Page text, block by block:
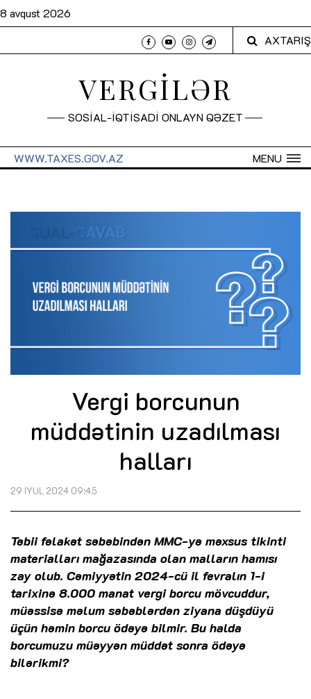
8 avqust 2026
AXTARIŞ
VERGİLƏR
SOSİAL-İQTİSADİ ONLAYN QƏZET
MENU
WWW.TAXES.GOV.AZ
Vergi borcunun
müddətinin uzadılması
halları
29 İYUL 2024 09:45
Təbii fəlakət səbəbindən MMC-yə məxsus tikinti
materialları mağazasında olan malların hamısı
zay olub. Cəmiyyətin 2024-cü il fevralın 1-i
tarixinə 8.000 manat vergi borcu mövcuddur,
müəssisə məlum səbəblərdən ziyana düşdüyü
üçün həmin borcu ödəyə bilmir. Bu halda
borcumuzu müəyyən müddət sonra ödəyə
bilərikmi?